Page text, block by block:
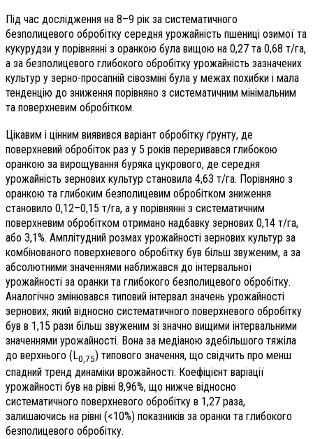
Під час дослідження на 8–9 рік за систематичного
безполицевого обробітку середня урожайність пшениці озимої та
кукурудзи у порівнянні з оранкою була вищою на 0,27 та 0,68 т/га,
а за безполицевого глибокого обробітку урожайність зазначених
культур у зерно-просапній сівозміні була у межах похибки і мала
тенденцію до зниження порівняно з систематичним мінімальним
та поверхневим обробітком.
Цікавим і цінним виявився варіант обробітку ґрунту, де
поверхневий обробіток раз у 5 років переривався глибокою
оранкою за вирощування буряка цукрового, де середня
урожайність зернових культур становила 4,63 т/га. Порівняно з
оранкою та глибоким безполицевим обробітком зниження
становило 0,12–0,15 т/га, а у порівнянні з систематичним
поверхневим обробітком отримано надбавку зернових 0,14 т/га,
або 3,1%. Амплітудний розмах урожайності зернових культур за
комбінованого поверхневого обробітку був більш звуженим, а за
абсолютними значеннями наближався до інтервальної
урожайності за оранки та глибокого безполицевого обробітку.
Аналогічно змінювався типовий інтервал значень урожайності
зернових, який відносно систематичного поверхневого обробітку
був в 1,15 рази більш звуженим зі значно вищими інтервальними
значеннями урожайності. Вона за медіаною здебільшого тяжіла
до верхнього (L0,75) типового значення, що свідчить про менш
спадний тренд динаміки врожайності. Коефіцієнт варіації
урожайності був на рівні 8,96%, що нижче відносно
систематичного поверхневого обробітку в 1,27 раза,
залишаючись на рівні (<10%) показників за оранки та глибокого
безполицевого обробітку.